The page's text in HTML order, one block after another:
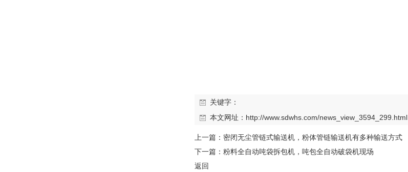
关键字：
本文网址： http://www.sdwhs.com/news_view_3594_299.html
上一篇： 密闭无尘管链式输送机，粉体管链输送机有多种输送方式
下一篇： 粉料全自动吨袋拆包机，吨包全自动破袋机现场
返回